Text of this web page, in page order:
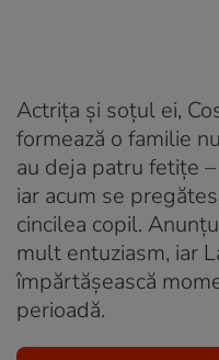
Actrița și soțul ei,
formează o familie
au deja patru fetițe
iar acum se
cincilea copil.
mult entuziasm, iar
împărtășească
perioadă.